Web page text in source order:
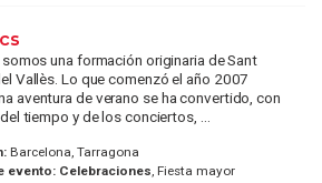
una formación originaria de Sant
Vallès. Lo que comenzó el año 2007
aventura de verano se ha convertido, con
tiempo y de los conciertos, ...
Barcelona, Tarragona
evento: Celebraciones, Fiesta mayor